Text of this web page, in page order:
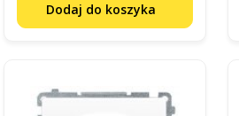
Dodaj do koszyka